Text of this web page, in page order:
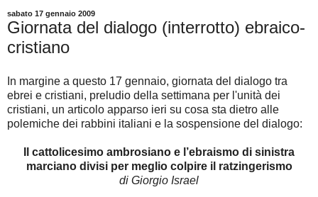
sabato 17 gennaio 2009
Giornata del dialogo (interrotto) ebraico-
cristiano
In margine a questo 17 gennaio, giornata del dialogo tra
ebrei e cristiani, preludio della settimana per l'unità dei
cristiani, un articolo apparso ieri su cosa sta dietro alle
polemiche dei rabbini italiani e la sospensione del dialogo:
Il cattolicesimo ambrosiano e l’ebraismo di sinistra
marciano divisi per meglio colpire il ratzingerismo
di Giorgio Israel